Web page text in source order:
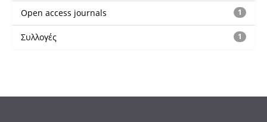
1
Open access journals
1
Συλλογές